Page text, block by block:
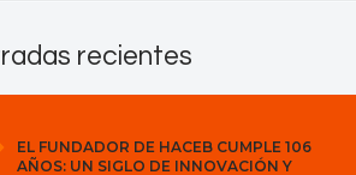
recientes
EL FUNDADOR DE HACEB CUMPLE 106
AÑOS: UN SIGLO DE INNOVACIÓN Y